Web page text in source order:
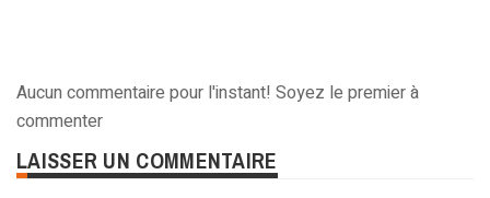
Aucun commentaire pour l'instant! Soyez le premier à
commenter
LAISSER UN COMMENTAIRE